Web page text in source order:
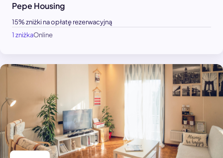
Pepe Housing
15% zniżki na opłatę rezerwacyjną
1 zniżkaOnline